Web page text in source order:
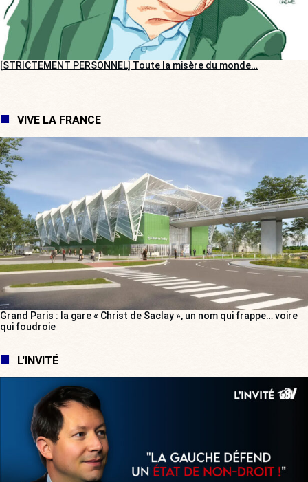
[STRICTEMENT PERSONNEL] Toute la misère du monde…
VIVE LA FRANCE
Grand Paris : la gare « Christ de Saclay », un nom qui frappe… voire
qui foudroie
L'INVITÉ